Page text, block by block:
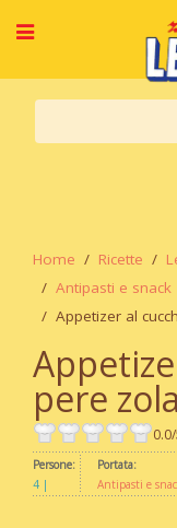
Home Ricette
Antipasti e snack
Appetizer al
pere
0.0/
Persone:
4
Portata:
Antipasti e